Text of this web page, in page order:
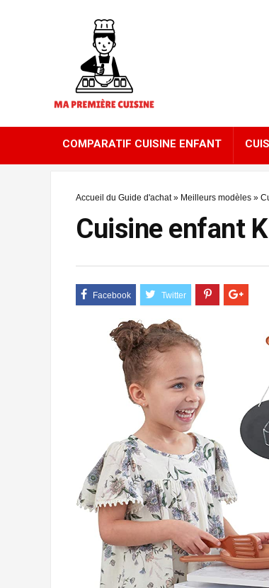
COMPARATIF CUISINE ENFANT
Accueil du Guide d'achat» Meilleurs modèles »
Cuisine enfant